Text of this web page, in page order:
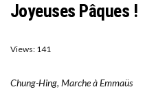
Joyeuses Pâques !
Views: 141
Chung-Hing, Marche à Emmaüs